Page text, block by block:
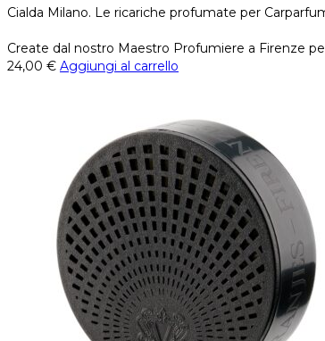
Cialda Milano. Le ricariche profumate per
Create dal nostro Maestro Profumiere a Firenze
24,00 € Aggiungi al carrello